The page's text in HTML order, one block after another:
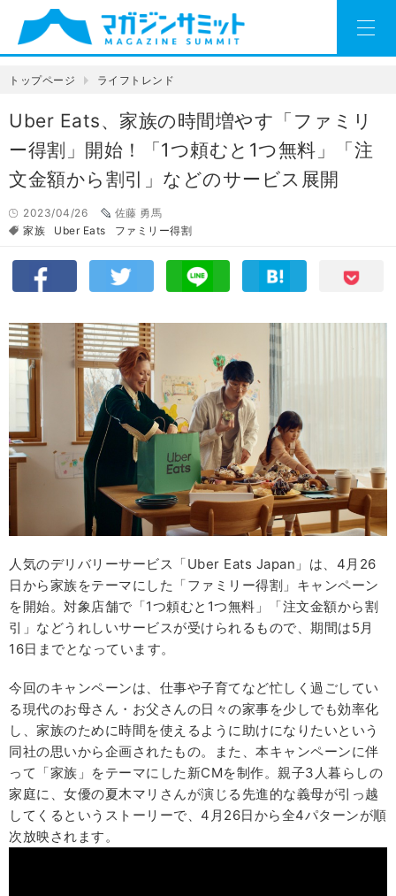
トップページ ライフトレンド
Uber Eats、家族の時間増やす「ファミリ
ー得割」開始！「1つ頼むと1つ無料」「注
文金額から割引」などのサービス展開
2023/04/26
佐藤 勇馬
家族
Uber Eats ファミリー得割
人気のデリバリーサービス「Uber Eats Japan」は、4月26
日から家族をテーマにした「ファミリー得割」キャンペーン
を開始。対象店舗で「1つ頼むと1つ無料」「注文金額から割
引」などうれしいサービスが受けられるもので、期間は5月
16日までとなっています。
今回のキャンペーンは、仕事や子育てなど忙しく過ごしてい
る現代のお母さん・お父さんの日々の家事を少しでも効率化
し、家族のために時間を使えるように助けになりたいという
同社の思いから企画されたもの。また、本キャンペーンに伴
って「家族」をテーマにした新CMを制作。親子3人暮らしの
家庭に、女優の夏木マリさんが演じる先進的な義母が引っ越
してくるというストーリーで、4月26日から全4パターンが順
次放映されます。